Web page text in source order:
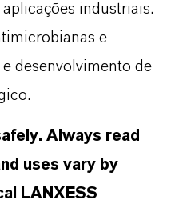
industriais.
e
desenvolvimento de
Always read
uses vary by
LANXESS